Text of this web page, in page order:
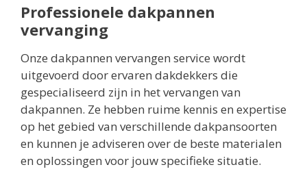
Professionele dakpannen
vervanging
Onze dakpannen vervangen service wordt
uitgevoerd door ervaren dakdekkers die
gespecialiseerd zijn in het vervangen van
dakpannen. Ze hebben ruime kennis en expertise
op het gebied van verschillende dakpansoorten
en kunnen je adviseren over de beste materialen
en oplossingen voor jouw specifieke situatie.